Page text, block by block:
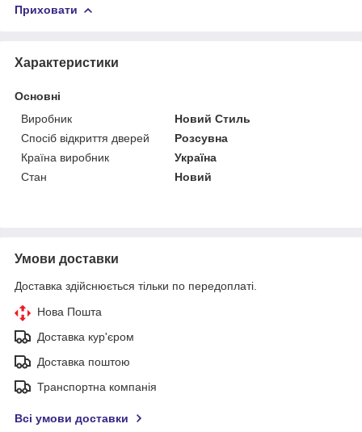
Приховати
Характеристики
Основні
Виробник
Новий Стиль
Спосіб відкриття дверей
Розсувна
Країна виробник
Україна
Стан
Новий
Умови доставки
Доставка здійснюється тільки по передоплаті.
Нова Пошта
Доставка кур'єром
Доставка поштою
Транспортна компанія
Всі умови доставки